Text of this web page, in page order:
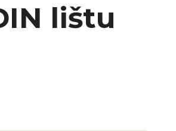
lištu